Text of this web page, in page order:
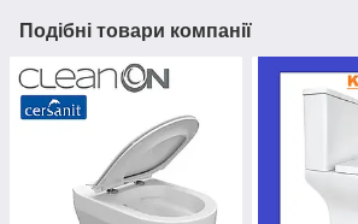
Подібні товари компанії